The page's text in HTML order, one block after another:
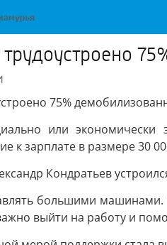
75%
или экономически
к зарплате в размере 30
Кондратьев
большими
выйти на работу и